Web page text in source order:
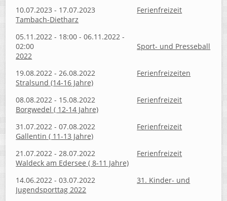
10.07.2023 - 17.07.2023
Ferienfreizeit
Tambach-Dietharz
05.11.2022 - 18:00 - 06.11.2022 -
02:00
Sport- und Presseball
2022
19.08.2022 - 26.08.2022
Ferienfreizeiten
Stralsund (14-16 Jahre)
08.08.2022 - 15.08.2022
Ferienfreizeit
Borgwedel ( 12-14 Jahre)
31.07.2022 - 07.08.2022
Ferienfreizeit
Gallentin ( 11-13 Jahre)
21.07.2022 - 28.07.2022
Ferienfreizeit
Waldeck am Edersee ( 8-11 Jahre)
14.06.2022 - 03.07.2022
31. Kinder- und
Jugendsporttag 2022